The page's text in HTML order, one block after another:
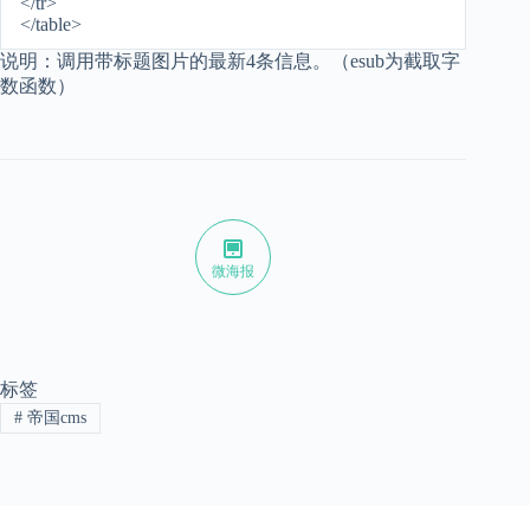
</table>
说明：调用带标题图片的最新4条信息。（esub为截取字
数函数）
微海报
标签
#帝国cms